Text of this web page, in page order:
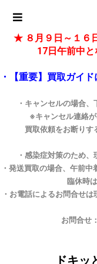
★ ８月９日～１６
17日午前中と
・【重要】買取ガイ
・キャンセルの場合、
※キャンセル連絡
買取依頼をお断りす
・感染症対策のため、
・発送買取の場合、午前
臨休時
・お電話によるお問合せ
お問合せ
ドキッ